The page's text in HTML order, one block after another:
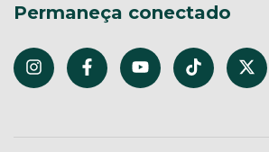
Permaneça conectado